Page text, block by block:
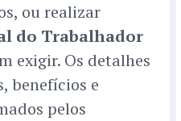
ou realizar
do Trabalhador
exigir. Os detalhes
benefícios e
pelos